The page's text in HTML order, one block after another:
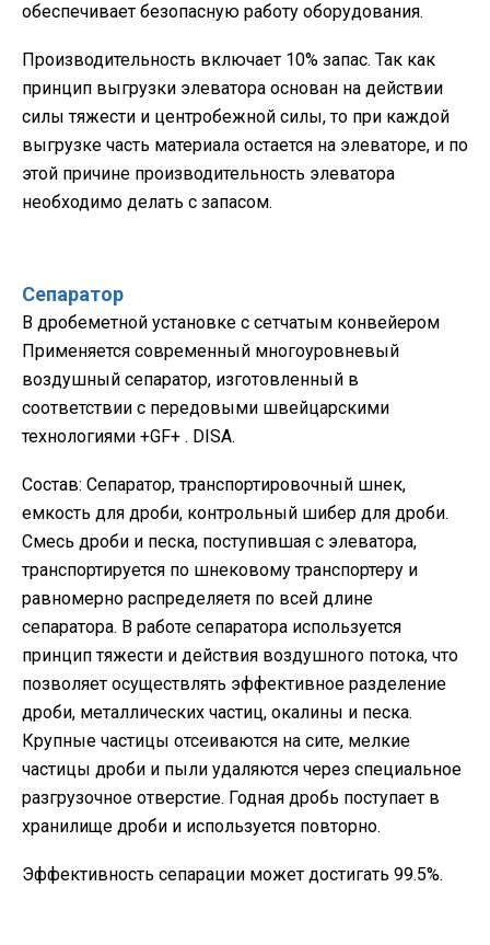
обеспечивает безопасную работу оборудования.
Производительность включает 10% запас. Так как
принцип выгрузки элеватора основан на действии
силы тяжести и центробежной силы, то при каждой
выгрузке часть материала остается на элеваторе, и по
этой причине производительность элеватора
необходимо делать с запасом.
Сепаратор
В дробеметной установке с сетчатым конвейером
Применяется современный многоуровневый
воздушный сепаратор, изготовленный в
соответствии с передовыми швейцарскими
технологиями +GF+ . DISA.
Состав: Сепаратор, транспортировочный шнек,
емкость для дроби, контрольный шибер для дроби.
Смесь дроби и песка, поступившая с элеватора,
транспортируется по шнековому транспортеру и
равномерно распределяетя по всей длине
сепаратора. В работе сепаратора используется
принцип тяжести и действия воздушного потока, что
позволяет осуществлять эффективное разделение
дроби, металлических частиц, окалины и песка.
Крупные частицы отсеиваются на сите, мелкие
частицы дроби и пыли удаляются через специальное
разгрузочное отверстие. Годная дробь поступает в
хранилище дроби и используется повторно.
Эффективность сепарации может достигать 99.5%.